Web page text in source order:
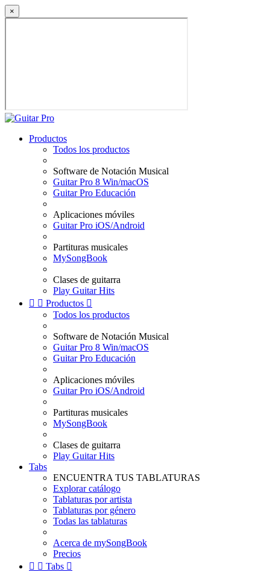
×
Productos
Todos los productos
Software de Notación Musical
Guitar Pro 8 Win/macOS
Guitar Pro Educación
Aplicaciones móviles
Guitar Pro iOS/Android
Partituras musicales
MySongBook
Clases de guitarra
Play Guitar Hits
  Productos 
Todos los productos
Software de Notación Musical
Guitar Pro 8 Win/macOS
Guitar Pro Educación
Aplicaciones móviles
Guitar Pro iOS/Android
Partituras musicales
MySongBook
Clases de guitarra
Play Guitar Hits
Tabs
ENCUENTRA TUS TABLATURAS
Explorar catálogo
Tablaturas por artista
Tablaturas por género
Todas las tablaturas
Acerca de mySongBook
Precios
  Tabs 